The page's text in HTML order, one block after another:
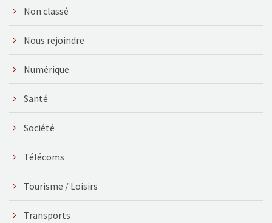
Non classé
Nous rejoindre
Numérique
Santé
Société
Télécoms
Tourisme / Loisirs
Transports